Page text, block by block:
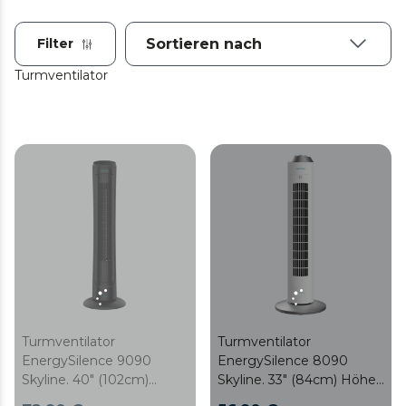
Filter
Turmventilator
Turmventilator
EnergySilence 9090
Skyline. 40" (102cm)
Turmventilator
EnergySilence 8090
Skyline. 33" (84cm) Höhe,